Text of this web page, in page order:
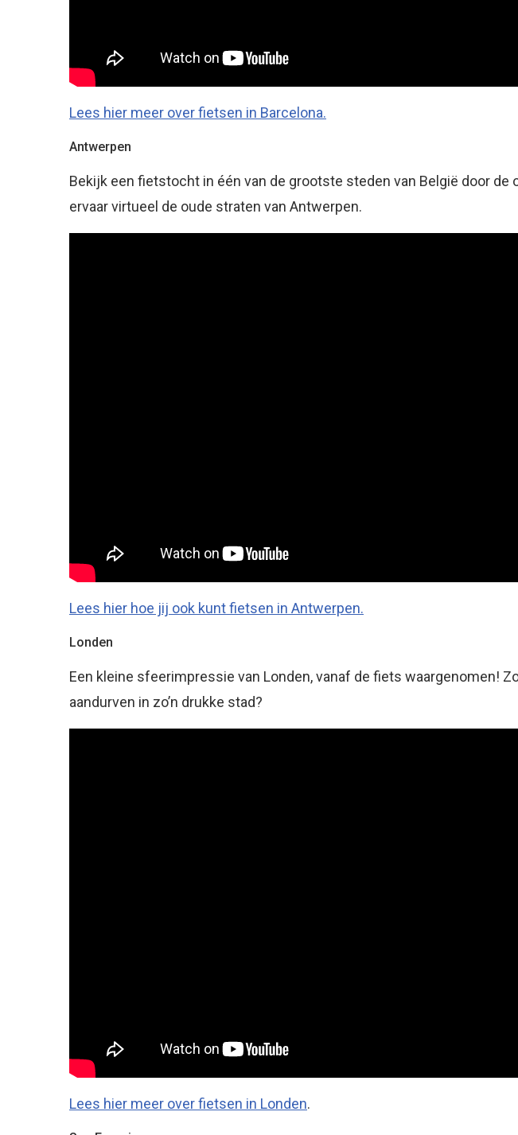
Lees hier meer over fietsen in Barcelona.
Antwerpen
Bekijk een fietstocht in één van de grootste steden van België door de
ervaar virtueel de oude straten van Antwerpen.
Lees hier hoe jij ook kunt fietsen in Antwerpen.
Londen
Een kleine sfeerimpressie van Londen, vanaf de fiets waargenomen!
aandurven in zo’n drukke stad?
Lees hier meer over fietsen in Londen.